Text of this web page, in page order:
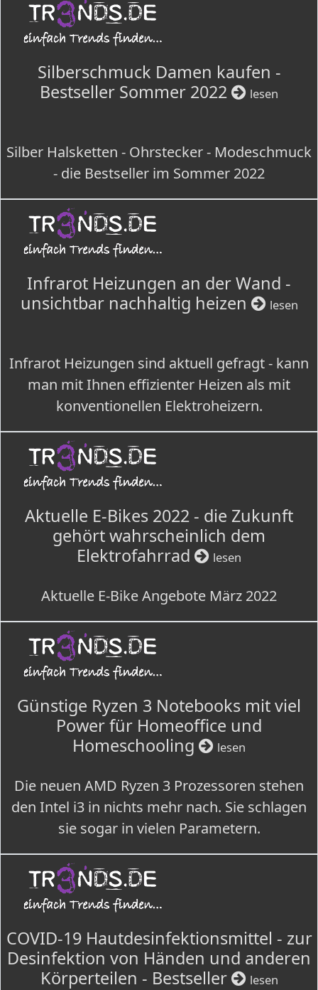
Silberschmuck Damen kaufen -
Bestseller Sommer 2022
lesen
Silber Halsketten - Ohrstecker - Modeschmuck
- die Bestseller im Sommer 2022
Infrarot Heizungen an der Wand -
unsichtbar nachhaltig heizen
lesen
Infrarot Heizungen sind aktuell gefragt - kann
man mit Ihnen effizienter Heizen als mit
konventionellen Elektroheizern.
Aktuelle E-Bikes 2022 - die Zukunft
gehört wahrscheinlich dem
Elektrofahrrad
lesen
Aktuelle E-Bike Angebote März 2022
Günstige Ryzen 3 Notebooks mit viel
Power für Homeoffice und
Homeschooling
lesen
Die neuen AMD Ryzen 3 Prozessoren stehen
den Intel i3 in nichts mehr nach. Sie schlagen
sie sogar in vielen Parametern.
COVID-19 Hautdesinfektionsmittel - zur
Desinfektion von Händen und anderen
Körperteilen - Bestseller
lesen